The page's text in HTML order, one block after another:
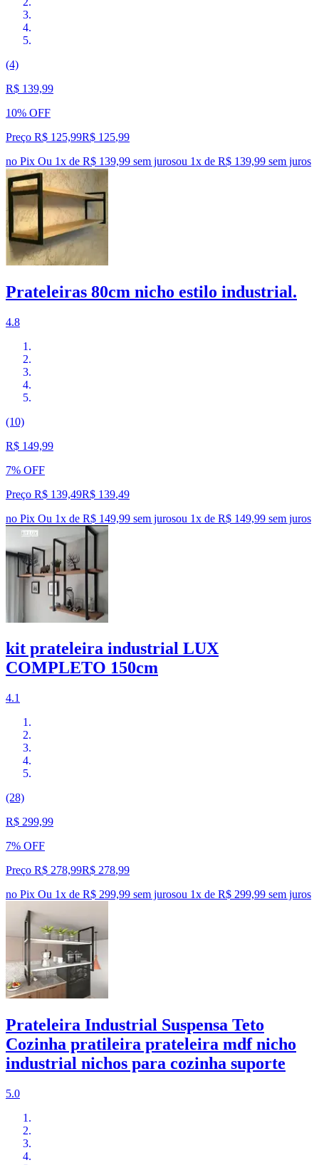
(4)
R$ 139,99
10% OFF
Preço R$ 125,99R$ 125,99
no Pix Ou 1x de R$ 139,99 sem jurosou 1x de R$ 139,99 sem juros
Prateleiras 80cm nicho estilo industrial.
4.8
(10)
R$ 149,99
7% OFF
Preço R$ 139,49R$ 139,49
no Pix Ou 1x de R$ 149,99 sem jurosou 1x de R$ 149,99 sem juros
kit prateleira industrial LUX
COMPLETO 150cm
4.1
(28)
R$ 299,99
7% OFF
Preço R$ 278,99R$ 278,99
no Pix Ou 1x de R$ 299,99 sem jurosou 1x de R$ 299,99 sem juros
Prateleira Industrial Suspensa Teto
Cozinha pratileira prateleira mdf nicho
industrial nichos para cozinha suporte
5.0